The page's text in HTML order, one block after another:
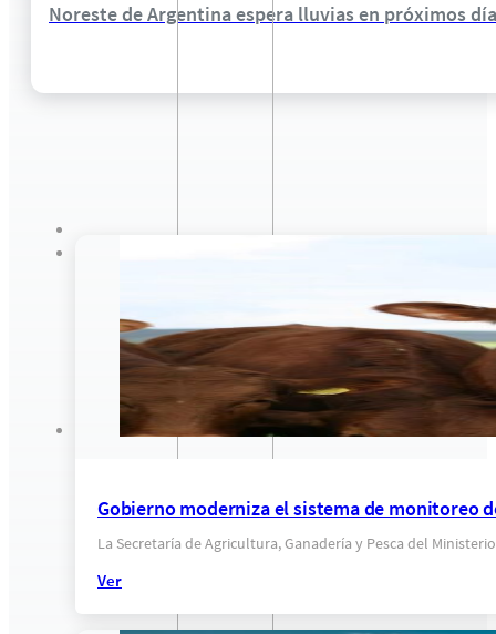
Noreste de Argentina espera lluvias en próximos
Gobierno moderniza el sistema de monitoreo
La Secretaría de Agricultura, Ganadería y Pesca del
Ver